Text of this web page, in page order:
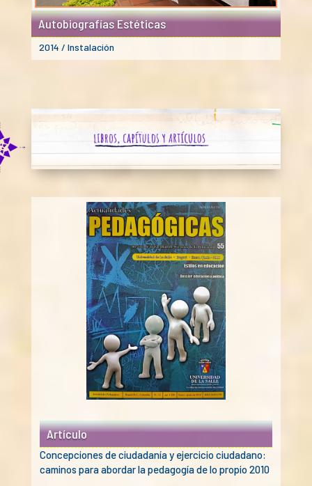
Autobiografías Estéticas
2014 / Instalación
Artículo
Concepciones de ciudadanía y ejercicio ciudadano:
caminos para abordar la pedagogía de lo propio 2010